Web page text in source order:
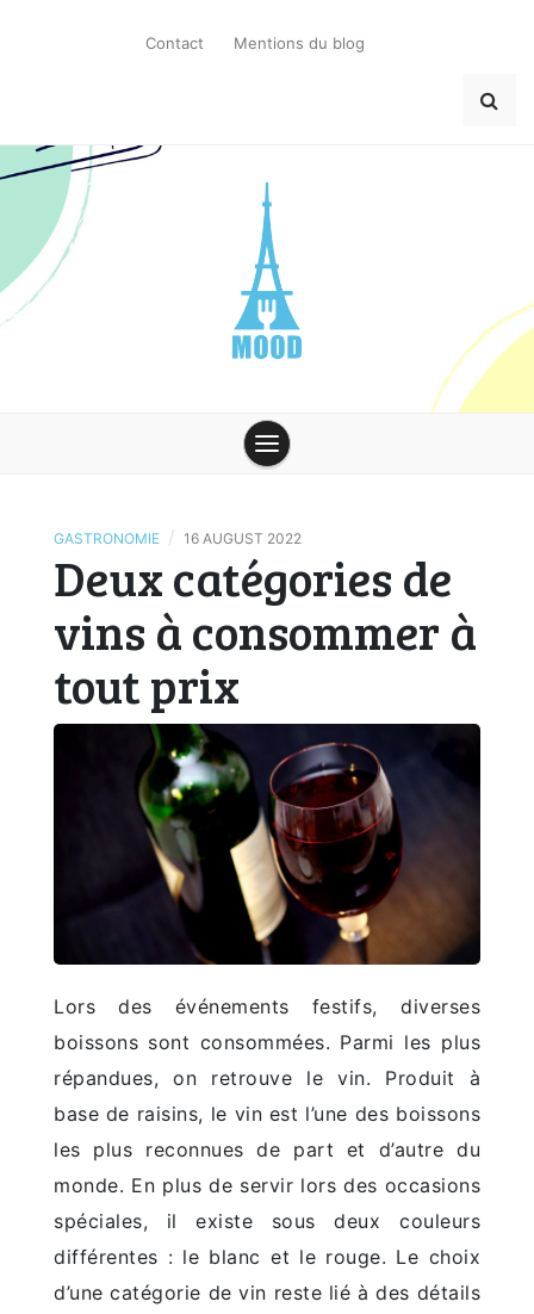
Contact Mentions du blog
MoodParis
GASTRONOMIE / 16 AUGUST 2022
Deux catégories de
vins à consommer à
tout prix
Lors des événements festifs, diverses
boissons sont consommées. Parmi les plus
répandues, on retrouve le vin. Produit à
base de raisins, le vin est l’une des boissons
les plus reconnues de part et d’autre du
monde. En plus de servir lors des occasions
spéciales, il existe sous deux couleurs
différentes : le blanc et le rouge. Le choix
d’une catégorie de vin reste lié à des détails